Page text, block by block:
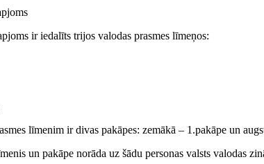
ir iedalīts trijos valodas prasmes līmeņos:
līmenim ir divas pakāpes: zemākā – 1.pakāpe un
un pakāpe norāda uz šādu personas valsts valodas